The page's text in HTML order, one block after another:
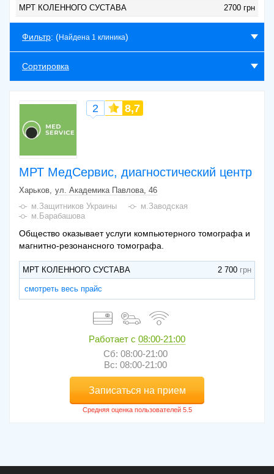
МРТ КОЛЕННОГО СУСТАВА 2700 грн
Фильтр: (Найдена 1 клиника)
Сортировка
МРТ МедСервис, диагностический центр
2 8,7
Харьков ул. Академика Павлова, 46
м.Защитников Украины
м.Заводская
м.Барабашова
Общество оказывает услуги компьютерного томографа и
магнитно-резонансного томографа.
МРТ КОЛЕННОГО СУСТАВА 2 700
смотреть весь прайс
Работает с 08:00-21:00
Сб: 08:00-21:00
Вс: 08:00-21:00
Записаться на прием